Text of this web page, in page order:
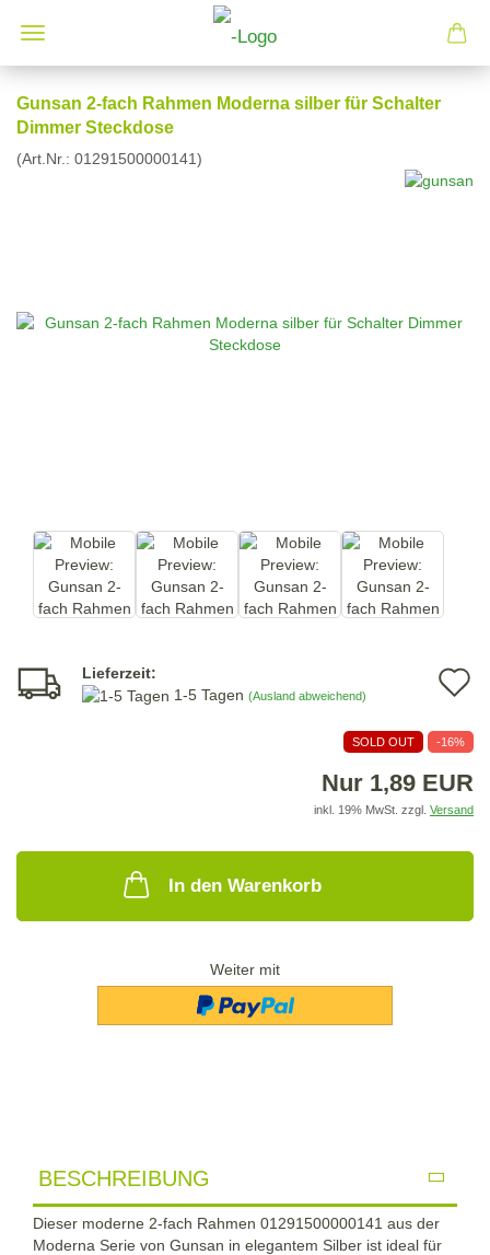
Gunsan 2-fach Rahmen Moderna silber für Schalter
Dimmer Steckdose
(Art.Nr.: 01291500000141)
Lieferzeit:
1-5 Tagen (Ausland abweichend)
SOLD OUT -16%
Nur 1,89 EUR
inkl. 19% MwSt. zzgl. Versand
In den Warenkorb
Weiter mit
BESCHREIBUNG
Dieser moderne 2-fach Rahmen 01291500000141 aus der
Moderna Serie von Gunsan in elegantem Silber ist ideal für